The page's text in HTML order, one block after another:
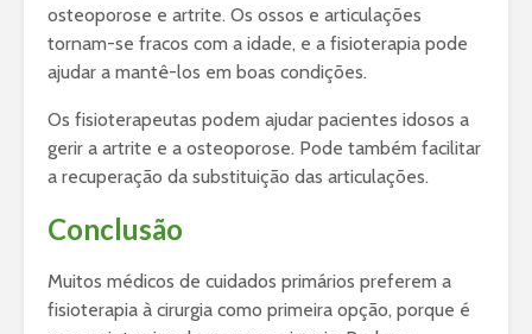
osteoporose e artrite. Os ossos e articulações
tornam-se fracos com a idade, e a fisioterapia pode
ajudar a mantê-los em boas condições.
Os fisioterapeutas podem ajudar pacientes idosos a
gerir a artrite e a osteoporose. Pode também facilitar
a recuperação da substituição das articulações.
Conclusão
Muitos médicos de cuidados primários preferem a
fisioterapia à cirurgia como primeira opção, porque é